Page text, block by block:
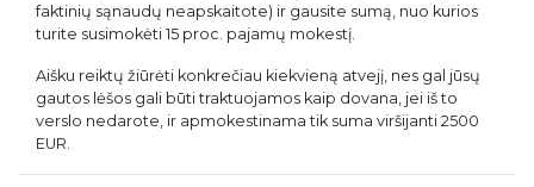
faktinių sąnaudų neapskaitote) ir gausite sumą, nuo kurios
turite susimokėti 15 proc. pajamų mokestį.
Aišku reiktų žiūrėti konkrečiau kiekvieną atvejį, nes gal jūsų
gautos lėšos gali būti traktuojamos kaip dovana, jei iš to
verslo nedarote, ir apmokestinama tik suma viršijanti 2500
EUR.